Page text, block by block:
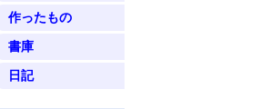
作ったもの
書庫
日記